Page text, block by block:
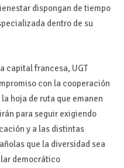
dispongan de tiempo
dentro de su
capital francesa, UGT
con la cooperación
hoja de ruta que emanen
para seguir exigiendo
y a las distintas
que la diversidad sea
democrático